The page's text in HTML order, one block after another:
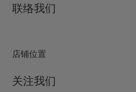
联络我们
店铺位置
关注我们